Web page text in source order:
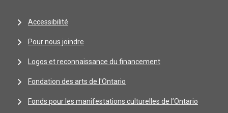
Accessibilité
Pour nous joindre
Logos et reconnaissance du financement
Fondation des arts de l'Ontario
Fonds pour les manifestations culturelles de l’Ontario